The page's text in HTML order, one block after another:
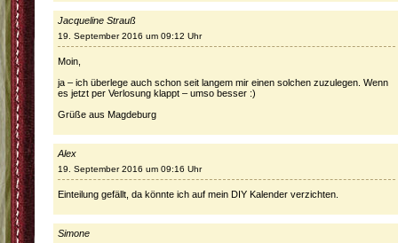
Jacqueline Strauß
19. September 2016 um 09:12 Uhr
Moin,
ja – ich überlege auch schon seit langem mir einen solchen zuzulegen. Wenn
es jetzt per Verlosung klappt – umso besser :)
Grüße aus Magdeburg
Alex
19. September 2016 um 09:16 Uhr
Einteilung gefällt, da könnte ich auf mein DIY Kalender verzichten.
Simone